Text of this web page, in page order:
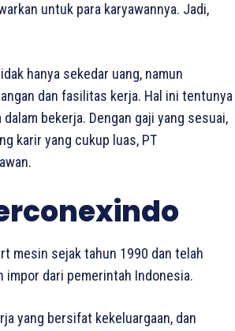
untuk para karyawannya. Jadi,
hanya sekedar uang, namun
dan fasilitas kerja. Hal ini tentunya
bekerja. Dengan gaji yang sesuai,
karir yang cukup luas, PT
mesin sejak tahun 1990 dan telah
impor dari pemerintah Indonesia.
yang bersifat kekeluargaan, dan